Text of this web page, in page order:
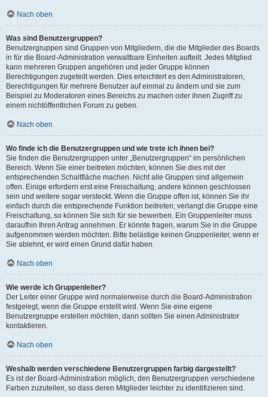
Nach oben
Was sind Benutzergruppen?
Benutzergruppen sind Gruppen von Mitgliedern, die die Mitglieder des Boards
in für die Board-Administration verwaltbare Einheiten aufteilt. Jedes Mitglied
kann mehreren Gruppen angehören und jeder Gruppe können
Berechtigungen zugeteilt werden. Dies erleichtert es den Administratoren,
Berechtigungen für mehrere Benutzer auf einmal zu ändern und sie zum
Beispiel zu Moderatoren eines Bereichs zu machen oder ihnen Zugriff zu
einem nichtöffentlichen Forum zu geben.
Nach oben
Wo finde ich die Benutzergruppen und wie trete ich ihnen bei?
Sie finden die Benutzergruppen unter „Benutzergruppen“ im persönlichen
Bereich. Wenn Sie einer beitreten möchten, können Sie dies mit der
entsprechenden Schaltfläche machen. Nicht alle Gruppen sind allgemein
offen. Einige erfordern erst eine Freischaltung, andere können geschlossen
sein und weitere sogar versteckt. Wenn die Gruppe offen ist, können Sie ihr
einfach durch die entsprechende Funktion beitreten; verlangt die Gruppe eine
Freischaltung, so können Sie sich für sie bewerben. Ein Gruppenleiter muss
daraufhin Ihren Antrag annehmen. Er könnte fragen, warum Sie in die Gruppe
aufgenommen werden möchten. Bitte belästige keinen Gruppenleiter, wenn er
Sie ablehnt, er wird einen Grund dafür haben.
Nach oben
Wie werde ich Gruppenleiter?
Der Leiter einer Gruppe wird normalerweise durch die Board-Administration
festgelegt, wenn die Gruppe erstellt wird. Wenn Sie eine eigene
Benutzergruppe erstellen möchten, dann sollten Sie einen Administrator
kontaktieren.
Nach oben
Weshalb werden verschiedene Benutzergruppen farbig dargestellt?
Es ist der Board-Administration möglich, den Benutzergruppen verschiedene
Farben zuzuteilen, so dass deren Mitglieder leichter zu identifizieren sind.